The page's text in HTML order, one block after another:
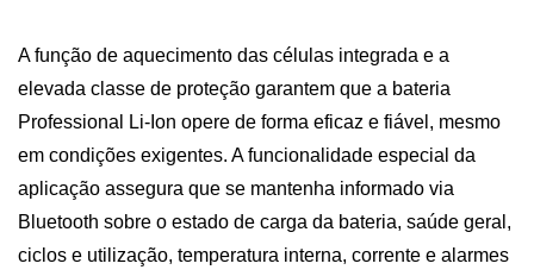
A função de aquecimento das células integrada e a
elevada classe de proteção garantem que a bateria
Professional Li-Ion opere de forma eficaz e fiável, mesmo
em condições exigentes. A funcionalidade especial da
aplicação assegura que se mantenha informado via
Bluetooth sobre o estado de carga da bateria, saúde geral,
ciclos e utilização, temperatura interna, corrente e alarmes